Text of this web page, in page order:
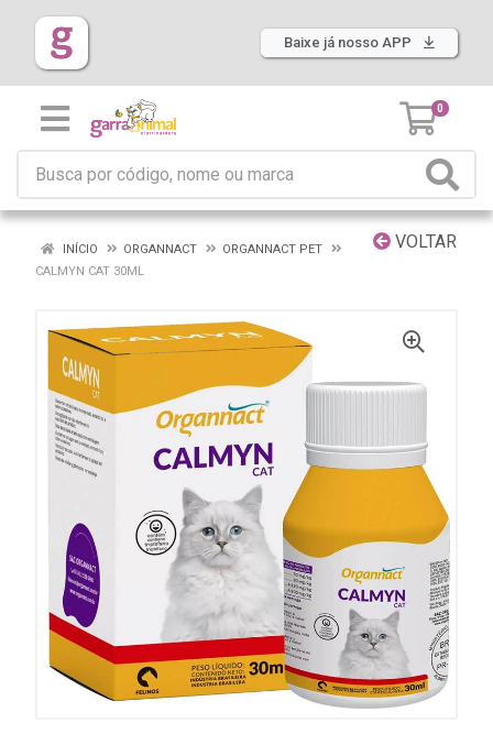
Baixe já nosso APP
0
VOLTAR
INÍCIO ORGANNACT
ORGANNACT PET
CALMYN CAT 30ML